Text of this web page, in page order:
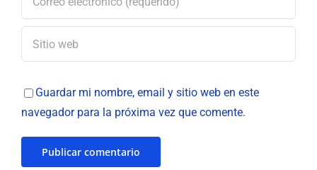
Guardar mi nombre, email y sitio web en este
navegador para la próxima vez que comente.